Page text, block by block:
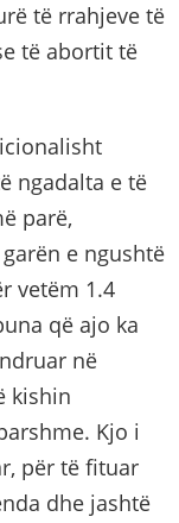
të rrahjeve të
të abortit të
ngadalta e të
parë,
e ngushtë
vetëm 1.4
që ajo ka
në
kishin
Kjo i
për të fituar
dhe jashtë